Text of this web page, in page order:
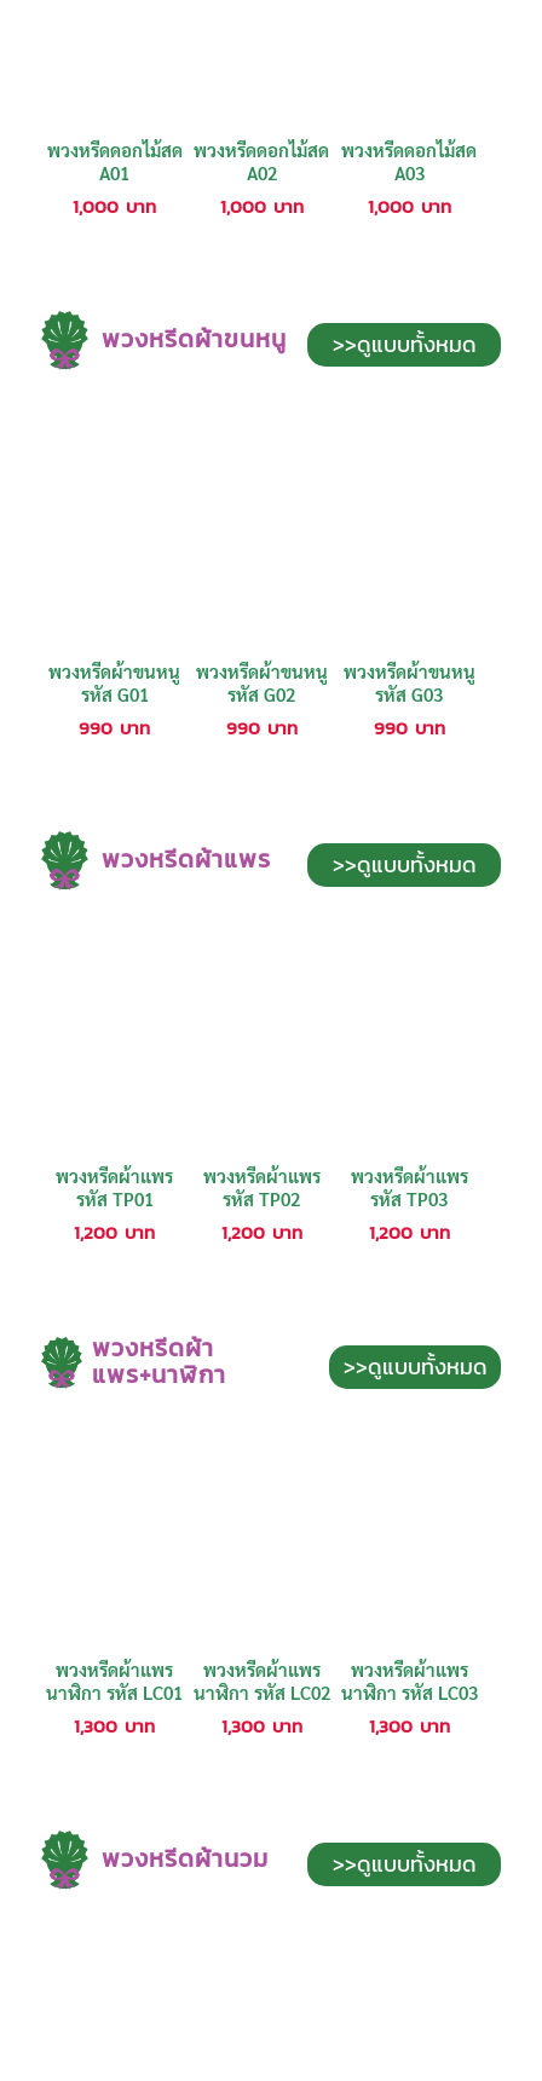
พวงหรีดดอกไม้สด
A01
1,000 บาท
พวงหรีดดอกไม้สด
A02
1,000 บาท
พวงหรีดดอกไม้สด
A03
1,000 บาท
พวงหรีดผ้าขนหนู >>ดูแบบทั้งหมด
พวงหรีดผ้าขนหนู
รหัส G01
990 บาท
พวงหรีดผ้าขนหนู
รหัส G02
990 บาท
พวงหรีดผ้าขนหนู
รหัส G03
990 บาท
พวงหรีดผ้าแพร >>ดูแบบทั้งหมด
พวงหรีดผ้าแพร
รหัส TP01
1,200 บาท
พวงหรีดผ้าแพร
รหัส TP02
1,200 บาท
พวงหรีดผ้าแพร
รหัส TP03
1,200 บาท
พวงหรีดผ้า
แพร+นาฬิกา >>ดูแบบทั้งหมด
พวงหรีดผ้าแพร
นาฬิกา รหัส LC01
1,300 บาท
พวงหรีดผ้าแพร
นาฬิกา รหัส LC02
1,300 บาท
พวงหรีดผ้าแพร
นาฬิกา รหัส LC03
1,300 บาท
พวงหรีดผ้านวม >>ดูแบบทั้งหมด